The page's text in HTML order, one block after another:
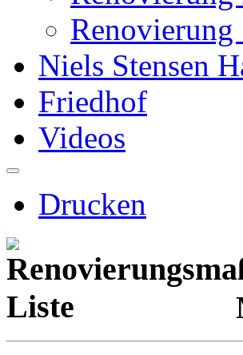
Renovierung
Niels Stensen
Friedhof
Videos
Drucken